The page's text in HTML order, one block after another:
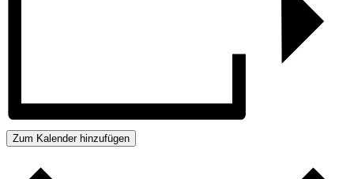
Zum Kalender hinzufügen